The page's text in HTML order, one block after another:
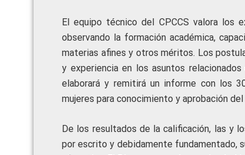
El equipo técnico del CPCCS valora
observando la formación académica,
materias afines y otros méritos. Los
y experiencia en los asuntos
elaborará y remitirá un informe con los
mujeres para conocimiento y aprobación del
De los resultados de la calificación, las y
por escrito y debidamente fundamentado,